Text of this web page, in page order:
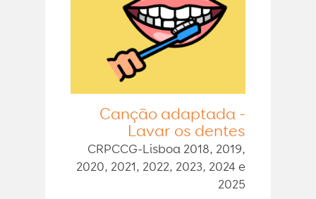
Canção adaptada -
Lavar os dentes
CRPCCG-Lisboa 2018, 2019,
2020, 2021, 2022, 2023, 2024 e
2025